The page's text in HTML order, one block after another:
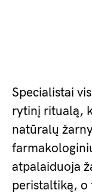
Specialistai
rytinį ritualą,
natūralų
atpalaiduoja
peristaltiką, o